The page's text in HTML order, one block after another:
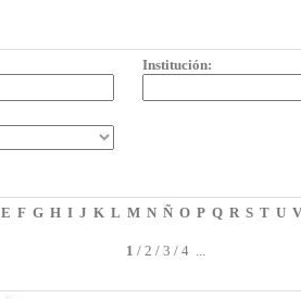
Institución:
E F G H I J K L M N Ñ O P Q R S T U V
1 / 2 / 3 / 4 ...